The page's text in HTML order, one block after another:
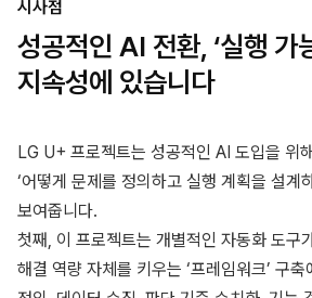
시사점
성공적인 AI 전환, ‘실행 가
지속성에 있습니다
LG U+ 프로젝트는 성공적인 AI 도입을 위
‘어떻게 문제를 정의하고 실행 계획을 설계
보여줍니다.
첫째, 이 프로젝트는 개별적인 자동화 도구
해결 역량 자체를 키우는 ‘프레임워크’ 구축